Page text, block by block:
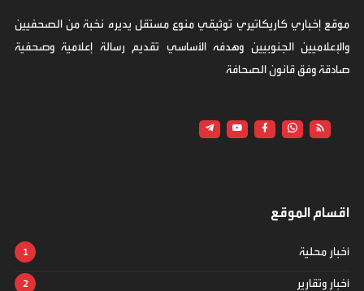
موقع إخباري كاريكاتيري توثيقي منوع مستقل يديره نخبة من الصحفيين
والإعلاميين الجنوبيين وهدفه الأساسي تقديم رسالة إعلامية وصحفية
صادقة وفق قانون الصحافة
اقسام الموقع
أخبار محلية
أخبار وتقارير